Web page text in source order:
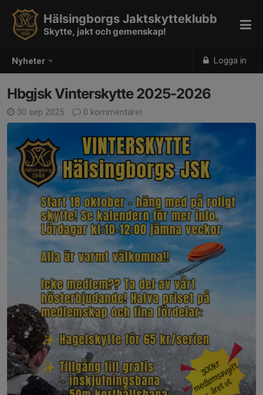
Nyheter Logga in
Hälsingborgs Jaktskytteklubb
Skytte, jakt och gemenskap!
Hbgjsk Vinterskytte 2025-2026
30 sep 2025 0 kommentarer